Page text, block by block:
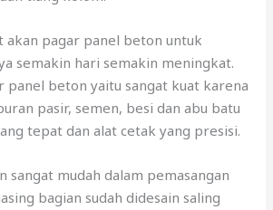
akan pagar panel beton untuk
semakin hari semakin meningkat.
panel beton yaitu sangat kuat karena
pasir, semen, besi dan abu batu
tepat dan alat cetak yang presisi.
sangat mudah dalam pemasangan
bagian sudah didesain saling